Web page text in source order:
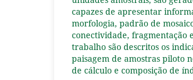
capazes de apresentar
morfologia, padrão de
conectividade, fragmentação
trabalho são descritos os
paisagem de amostras piloto
de cálculo e composição de